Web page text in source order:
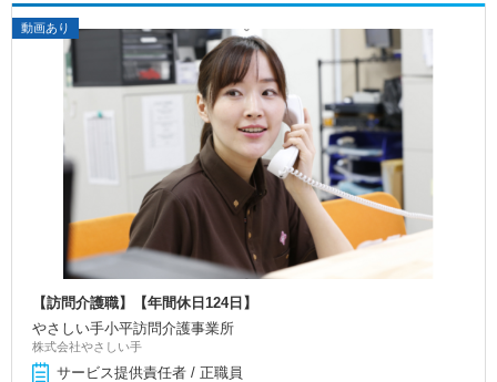
動画あり
【訪問介護職】【年間休日124日】
やさしい手小平訪問介護事業所
株式会社やさしい手
サービス提供責任者 / 正職員